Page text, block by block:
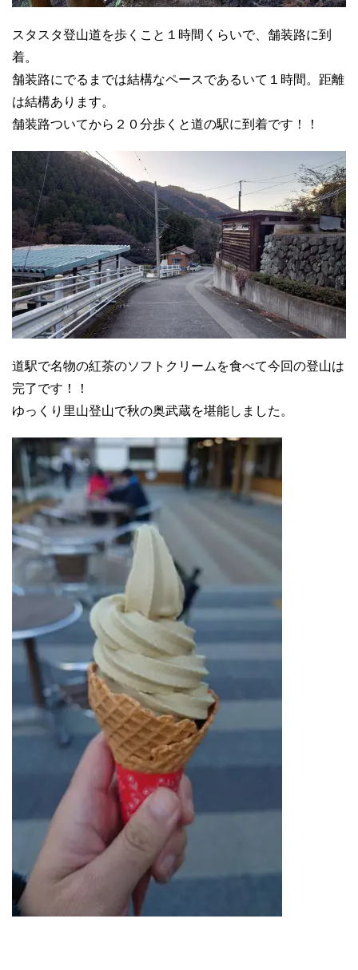
スタスタ登山道を歩くこと１時間くらいで、舗装路に到
着。
舗装路にでるまでは結構なペースであるいて１時間。距離
は結構あります。
舗装路ついてから２０分歩くと道の駅に到着です！！
道駅で名物の紅茶のソフトクリームを食べて今回の登山は
完了です！！
ゆっくり里山登山で秋の奥武蔵を堪能しました。